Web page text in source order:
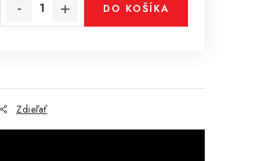
DO KOŠÍKA
Zdieľať